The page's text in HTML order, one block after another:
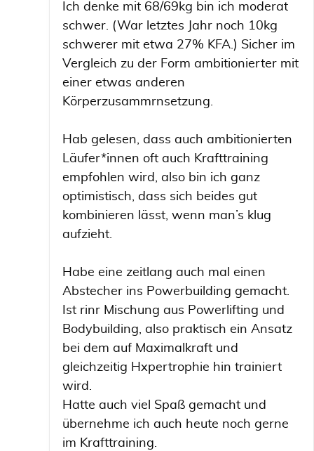
Ich denke mit 68/69kg bin ich moderat
schwer. (War letztes Jahr noch 10kg
schwerer mit etwa 27% KFA.) Sicher im
Vergleich zu der Form ambitionierter mit
einer etwas anderen
Körperzusammrnsetzung.
Hab gelesen, dass auch ambitionierten
Läufer*innen oft auch Krafttraining
empfohlen wird, also bin ich ganz
optimistisch, dass sich beides gut
kombinieren lässt, wenn man’s klug
aufzieht.
Habe eine zeitlang auch mal einen
Abstecher ins Powerbuilding gemacht.
Ist rinr Mischung aus Powerlifting und
Bodybuilding, also praktisch ein Ansatz
bei dem auf Maximalkraft und
gleichzeitig Hxpertrophie hin trainiert
wird.
Hatte auch viel Spaß gemacht und
übernehme ich auch heute noch gerne
im Krafttraining.